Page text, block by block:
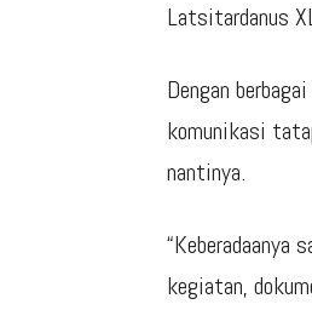
Latsitardanus
Dengan
komunikasi
nantinya.
“Keberadaanya
kegiatan,